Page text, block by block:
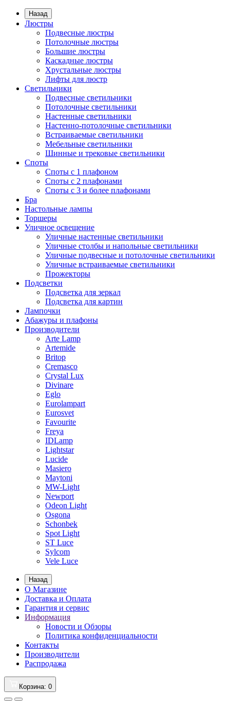
Назад
Люстры
Подвесные люстры
Потолочные люстры
Большие люстры
Каскадные люстры
Хрустальные люстры
Лифты для люстр
Светильники
Подвесные светильники
Потолочные светильники
Настенные светильники
Настенно-потолочные светильники
Встраиваемые светильники
Мебельные светильники
Шинные и трековые светильники
Споты
Споты с 1 плафоном
Споты с 2 плафонами
Споты с 3 и более плафонами
Бра
Настольные лампы
Торшеры
Уличное освещение
Уличные настенные светильники
Уличные столбы и напольные светильники
Уличные подвесные и потолочные светильники
Уличные встраиваемые светильники
Прожекторы
Подсветки
Подсветка для зеркал
Подсветка для картин
Лампочки
Абажуры и плафоны
Производители
Arte Lamp
Artemide
Britop
Cremasco
Crystal Lux
Divinare
Eglo
Eurolampart
Eurosvet
Favourite
Freya
IDLamp
Lightstar
Lucide
Masiero
Maytoni
MW-Light
Newport
Odeon Light
Osgona
Schonbek
Spot Light
ST Luce
Sylcom
Vele Luce
Назад
О Магазине
Доставка и Оплата
Гарантия и сервис
Информация
Новости и Обзоры
Политика конфиденциальности
Контакты
Производители
Распродажа
Корзина: 0